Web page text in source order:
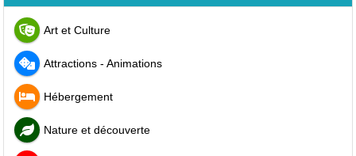
Art et Culture
Attractions - Animations
Hébergement
Nature et découverte